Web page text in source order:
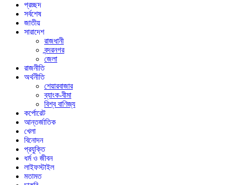
প্রচ্ছদ
সর্বশেষ
জাতীয়
সারাদেশ
রাজধানী
বন্দরনগর
জেলা
রাজনীতি
অর্থনীতি
শেয়ারবাজার
ব্যাংক-বীমা
বিশ্ব বাণিজ্য
কর্পোরেট
আন্তর্জাতিক
খেলা
বিনোদন
প্রযুক্তি
ধর্ম ও জীবন
লাইফস্টাইল
মতামত